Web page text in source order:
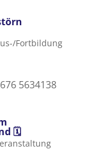
Fortbildung
5634138
🗓